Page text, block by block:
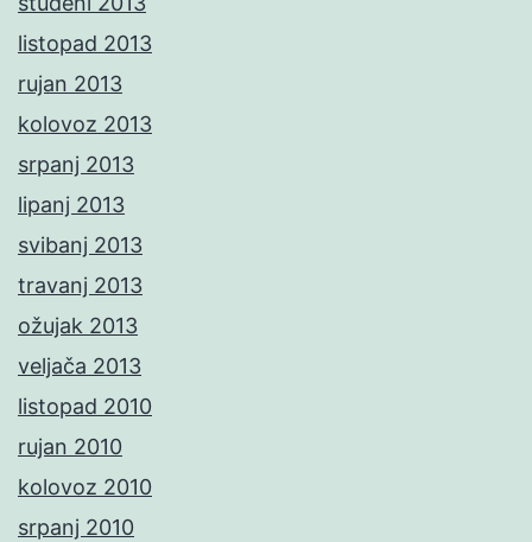
listopad 2013
rujan 2013
kolovoz 2013
srpanj 2013
lipanj 2013
svibanj 2013
travanj 2013
ožujak 2013
veljača 2013
listopad 2010
rujan 2010
kolovoz 2010
srpanj 2010